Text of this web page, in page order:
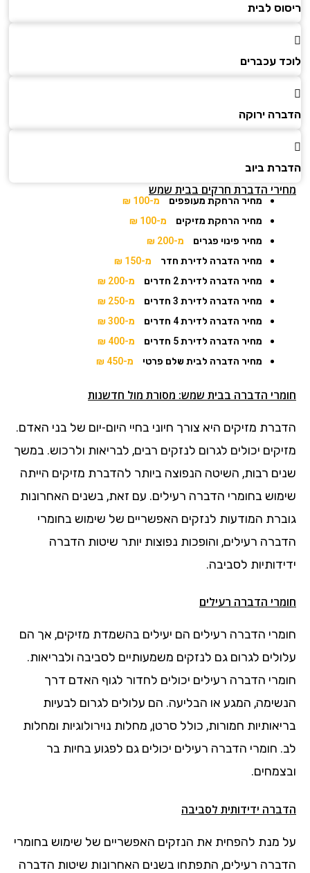
ריסוס לבית
לוכד עכברים
הדברה ירוקה
הדברת ביוב
מחירי הדברת חרקים בבית שמש
מחיר הרחקת מעופפים
מ-100 ₪
מחיר הרחקת מזיקים
מ-100 ₪
מחיר פינוי פגרים
מ-200 ₪
מחיר הדברה לדירת חדר
מ-150 ₪
מחיר הדברה לדירת 2 חדרים
מ-200 ₪
מחיר הדברה לדירת 3 חדרים
מ-250 ₪
מחיר הדברה לדירת 4 חדרים
מ-300 ₪
מחיר הדברה לדירת 5 חדרים
מ-400 ₪
מחיר הדברה לבית שלם פרטי
מ-450 ₪
חומרי הדברה בבית שמש: מסורת מול חדשנות
הדברת מזיקים היא צורך חיוני בחיי היום-יום של בני האדם.
מזיקים יכולים לגרום לנזקים רבים, לבריאות ולרכוש. במשך
שנים רבות, השיטה הנפוצה ביותר להדברת מזיקים הייתה
שימוש בחומרי הדברה רעילים. עם זאת, בשנים האחרונות
גוברת המודעות לנזקים האפשריים של שימוש בחומרי
הדברה רעילים, והופכות נפוצות יותר שיטות הדברה
ידידותיות לסביבה.
חומרי הדברה רעילים
חומרי הדברה רעילים הם יעילים בהשמדת מזיקים, אך הם
עלולים לגרום גם לנזקים משמעותיים לסביבה ולבריאות.
חומרי הדברה רעילים יכולים לחדור לגוף האדם דרך
הנשימה, המגע או הבליעה. הם עלולים לגרום לבעיות
בריאותיות חמורות, כולל סרטן, מחלות נוירולוגיות ומחלות
לב. חומרי הדברה רעילים יכולים גם לפגוע בחיות בר
ובצמחים.
הדברה ידידותית לסביבה
על מנת להפחית את הנזקים האפשריים של שימוש בחומרי
הדברה רעילים, התפתחו בשנים האחרונות שיטות הדברה